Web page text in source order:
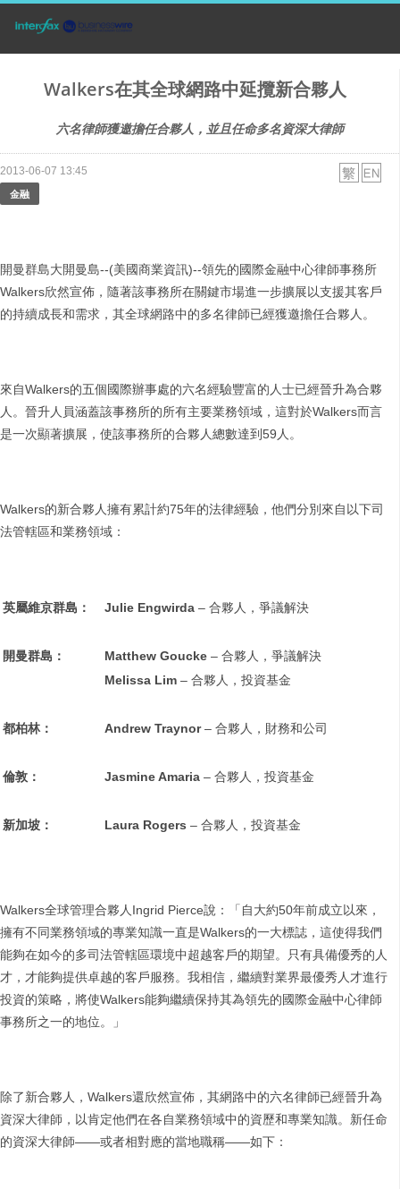
Walkers在其全球網路中延攬新合夥人
六名律師獲邀擔任合夥人，並且任命多名資深大律師
2013-06-07 13:45
金融
開曼群島大開曼島--(美國商業資訊)--領先的國際金融中心律師事務所
Walkers欣然宣佈，隨著該事務所在關鍵市場進一步擴展以支援其客戶
的持續成長和需求，其全球網路中的多名律師已經獲邀擔任合夥人。
來自Walkers的五個國際辦事處的六名經驗豐富的人士已經晉升為合夥
人。晉升人員涵蓋該事務所的所有主要業務領域，這對於Walkers而言
是一次顯著擴展，使該事務所的合夥人總數達到59人。
Walkers的新合夥人擁有累計約75年的法律經驗，他們分別來自以下司
法管轄區和業務領域：
英屬維京群島： Julie Engwirda – 合夥人，爭議解決
開曼群島： Matthew Goucke – 合夥人，爭議解決
Melissa Lim – 合夥人，投資基金
都柏林： Andrew Traynor– 合夥人，財務和公司
倫敦： Jasmine Amaria – 合夥人，投資基金
新加坡： Laura Rogers – 合夥人，投資基金
Walkers全球管理合夥人Ingrid Pierce說：「自大約50年前成立以來，
擁有不同業務領域的專業知識一直是Walkers的一大標誌，這使得我們
能夠在如今的多司法管轄區環境中超越客戶的期望。只有具備優秀的人
才，才能夠提供卓越的客戶服務。我相信，繼續對業界最優秀人才進行
投資的策略，將使Walkers能夠繼續保持其為領先的國際金融中心律師
事務所之一的地位。」
除了新合夥人，Walkers還欣然宣佈，其網路中的六名律師已經晉升為
資深大律師，以肯定他們在各自業務領域中的資歷和專業知識。新任命
的資深大律師——或者相對應的當地職稱——如下：